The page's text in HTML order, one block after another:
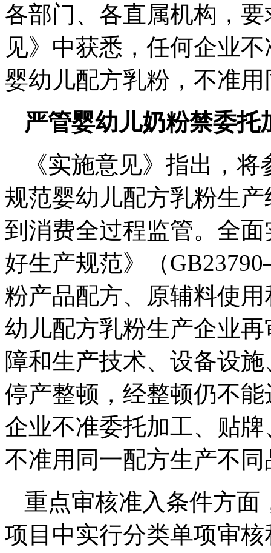
各部门、各直属机构，
见》中获悉，任何企业
婴幼儿配方乳粉，不准
严管婴幼儿奶粉禁委托
《实施意见》指出，
规范婴幼儿配方乳粉生
到消费全过程监管。全
好生产规范》（
粉产品配方、原辅料使
幼儿配方乳粉生产企业
障和生产技术、设备设
停产整顿，经整顿仍不
企业不准委托加工、贴
不准用同一配方生产不同
重点审核准入条件方面
项目中实行分类单项审